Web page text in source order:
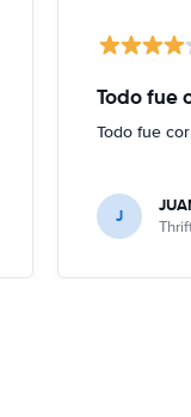
Todo fue
Todo fue
J